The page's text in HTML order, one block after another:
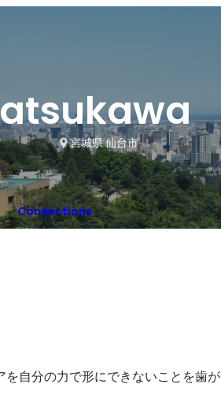
宮城県 仙台市
Connections
自分の力で形にできないことを歯